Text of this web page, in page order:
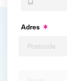
Adres